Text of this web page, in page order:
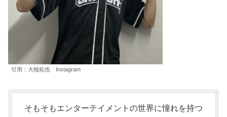
引用：大槻拓也 Instagram
そもそもエンターテイメントの世界に憧れを持つ